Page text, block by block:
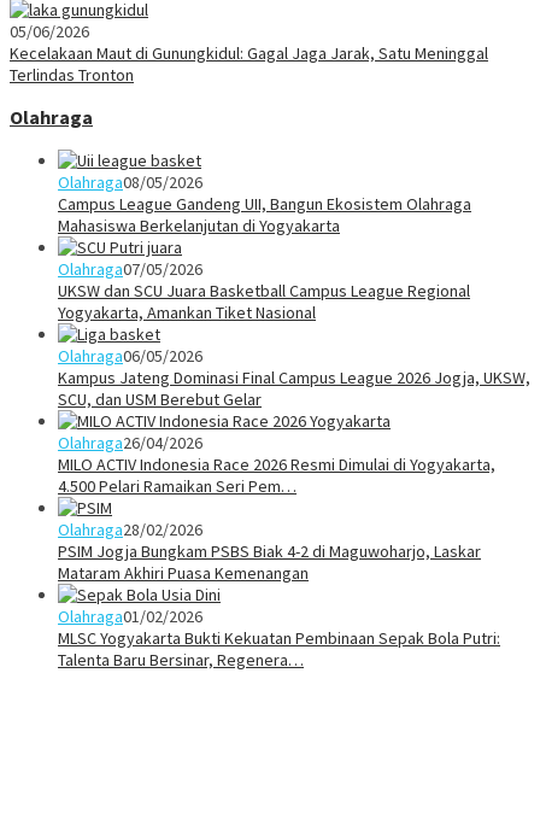
05/06/2026
Kecelakaan Maut di Gunungkidul: Gagal Jaga Jarak, Satu Meninggal
Terlindas Tronton
Olahraga
Olahraga08/05/2026
Campus League Gandeng UII, Bangun Ekosistem Olahraga
Mahasiswa Berkelanjutan di Yogyakarta
Olahraga07/05/2026
UKSW dan SCU Juara Basketball Campus League Regional
Yogyakarta, Amankan Tiket Nasional
Olahraga06/05/2026
Kampus Jateng Dominasi Final Campus League 2026 Jogja, UKSW,
SCU, dan USM Berebut Gelar
Olahraga26/04/2026
MILO ACTIV Indonesia Race 2026 Resmi Dimulai di Yogyakarta,
4.500 Pelari Ramaikan Seri Pem…
Olahraga28/02/2026
PSIM Jogja Bungkam PSBS Biak 4-2 di Maguwoharjo, Laskar
Mataram Akhiri Puasa Kemenangan
Olahraga01/02/2026
MLSC Yogyakarta Bukti Kekuatan Pembinaan Sepak Bola Putri:
Talenta Baru Bersinar, Regenera…